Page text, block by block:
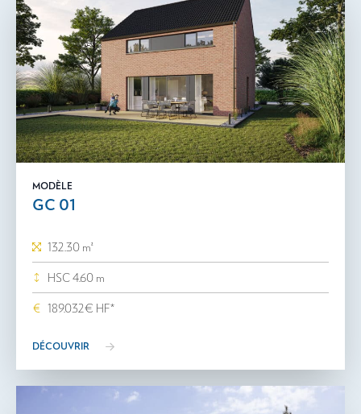
MODÈLE
GC 01
132.30 m²
HSC 4.60 m
189.032€ HF*
DÉCOUVRIR